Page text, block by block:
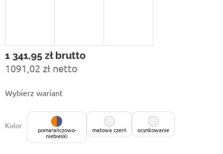
1 341,95 złbrutto
1091,02 zł netto
jednostkowa:
Wybierz wariant
Kolor pomarańczowo-
niebieski
matowa czerń ocynkowanie